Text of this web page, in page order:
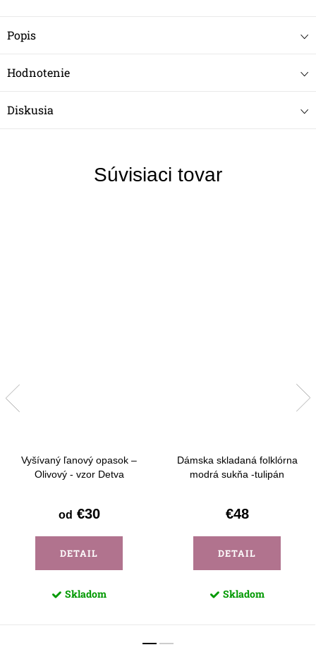
Popis
Hodnotenie
Diskusia
Súvisiaci tovar
Vyšívaný ľanový opasok –
Olivový - vzor Detva
od €30
DETAIL
Skladom
Dámska skladaná folklórna
modrá sukňa -tulipán
€48
DETAIL
Skladom